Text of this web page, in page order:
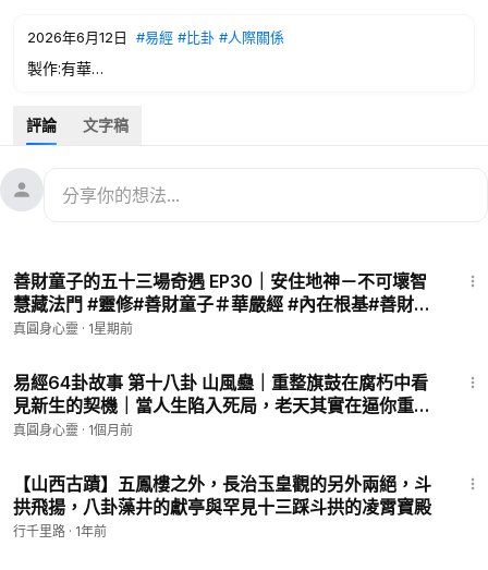
2026年6月12日 #易經 #比卦 #人際關係
製作:有華
✨ 從「紀律」跨越到「凝聚」，
⚔️ 當戰爭平息，秩序重整，
📖 本篇深入解析《易經》第八卦「地水比」，
帶領讀者從水地相依的自然卦象中，
體悟親近與團結的藝術。
🏯 我們不只談卦辭，
更走進「三顧茅廬」的歷史現場，
看劉備如何以真誠取代權力，
🌱 從初六的誠信起始，
到九五「三驅失禽」的寬容領導，
評論 文字稿
善財童子的五十三場奇遇 EP30｜安住地神－不可壞智
慧藏法門 #靈修#善財童子＃華嚴經 #內在根基#善財童
子＃華嚴經 #佛法 #修行
真圓身心靈 · 1星期前
易經64卦故事 第十八卦 山風蠱｜重整旗鼓在腐朽中看
見新生的契機｜當人生陷入死局，老天其實在逼你重
生！山風蠱卦深度解析 #易經 #山風蠱 #人生智慧#易經
真圓身心靈 · 1個月前
【山西古蹟】五鳳樓之外，長治玉皇觀的另外兩絕，斗
拱飛揚，八卦藻井的獻亭與罕見十三踩斗拱的凌霄寶殿
行千里路 · 1年前